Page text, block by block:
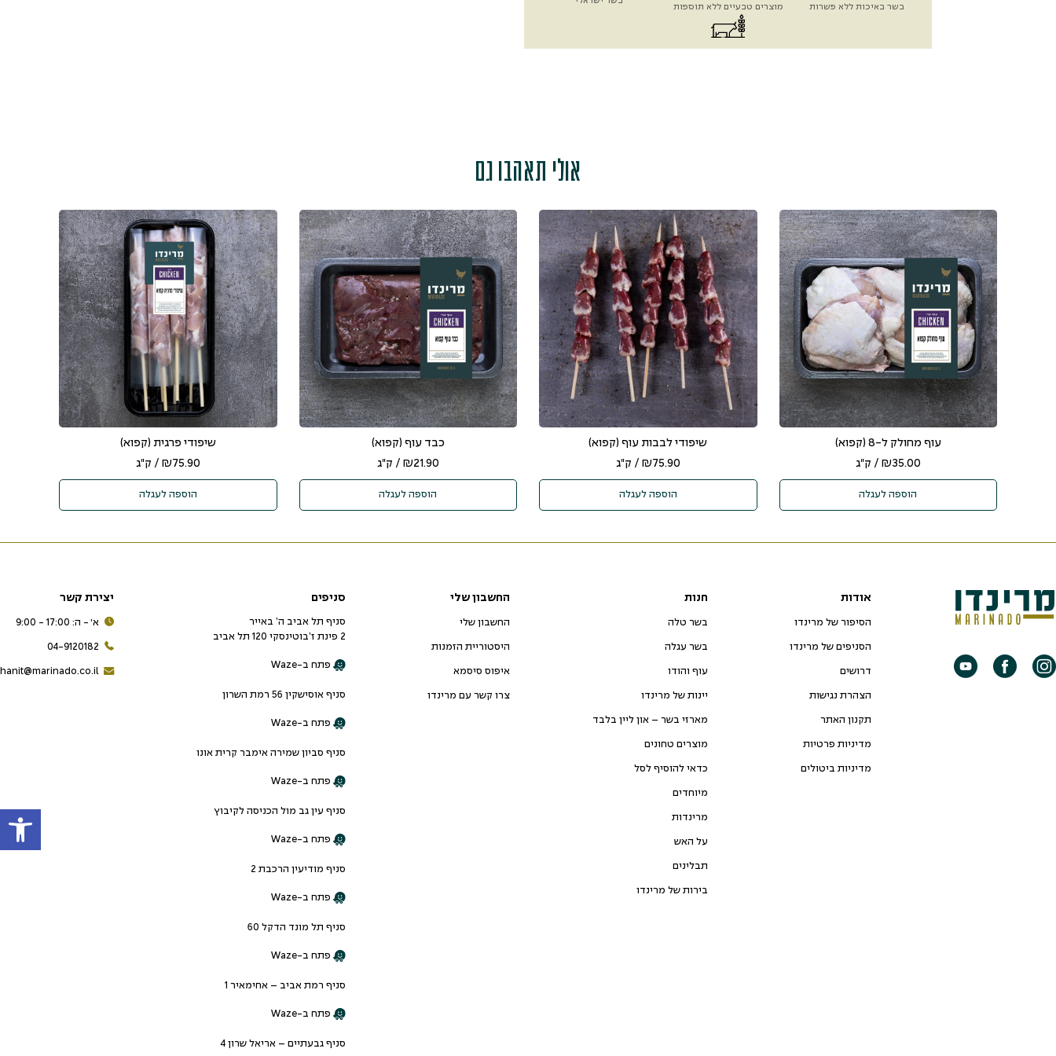
בשר באיכות ללא פשרות מוצרים טבעיים ללא תוספות
אולי תאהבו גם
עוף מחולק ל-8 (קפוא)
₪35.00 / ק"ג
הוספה לעגלה
שיפודי לבבות עוף (קפוא)
₪75.90 / ק"ג
הוספה לעגלה
כבד עוף (קפוא)
₪21.90 / ק"ג
הוספה לעגלה
שיפודי פרגית (קפוא)
₪75.90 / ק"ג
הוספה לעגלה
אודות
הסיפור של מרינדו
הסניפים של מרינדו
דרושים
הצהרת נגישות
תקנון האתר
מדיניות פרטיות
מדיניות ביטולים
חנות
בשר טלה
בשר עגלה
עוף והודו
יינות של מרינדו
מארזי בשר – און ליין בלבד
מוצרים טחונים
כדאי להוסיף לסל
מיוחדים
מרינדות
על האש
תבלינים
בירות של מרינדו
החשבון שלי
החשבון שלי
היסטוריית הזמנות
איפוס סיסמא
צרו קשר עם מרינדו
סניפים
סניף תל אביב ה’ באייר
2 פינת ז’בוטינסקי 120 תל אביב
פתח ב-Waze
סניף אוסישקין 56 רמת השרון
פתח ב-Waze
סניף סביון שמירה אימבר קרית אונו
פתח ב-Waze
סניף עין גב מול הכניסה לקיבוץ
פתח ב-Waze
סניף מודיעין הרכבת 2
פתח ב-Waze
סניף תל מונד הדקל 60
פתח ב-Waze
סניף רמת אביב – אחימאיר 1
פתח ב-Waze
סניף גבעתיים – אריאל שרון 4
יצירת קשר
א׳ - ה: 17:00 - 9:00
04-9120182
hanit@marinado.co.il